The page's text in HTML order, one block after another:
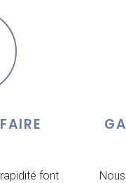
font